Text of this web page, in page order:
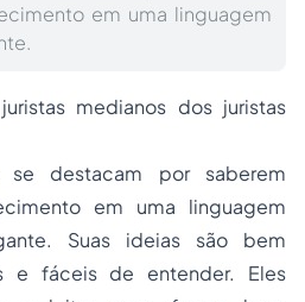
em uma linguagem
medianos dos juristas
se destacam por saberem
em uma linguagem
Suas ideias são bem
e fáceis de entender. Eles